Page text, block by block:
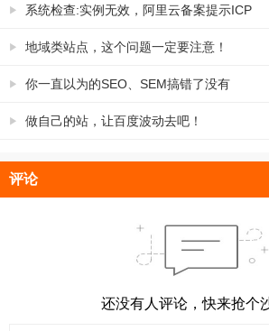
城附近可上门
系统检查:实例无效，阿里云备案提示ICP
授权码实例无效怎么办
地域类站点，这个问题一定要注意！
你一直以为的SEO、SEM搞错了没有
做自己的站，让百度波动去吧！
评论
还没有人评论，快来抢个